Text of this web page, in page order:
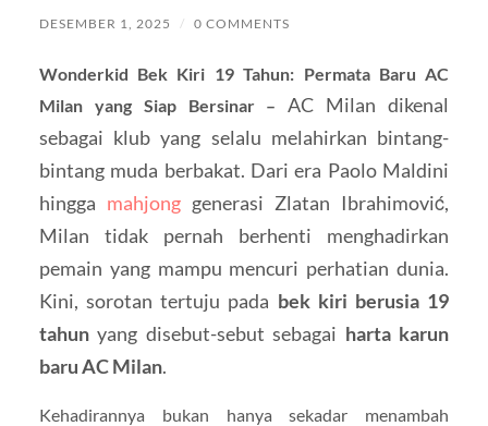
DESEMBER 1, 2025 / 0 COMMENTS
Wonderkid Bek Kiri 19 Tahun: Permata Baru AC
Milan yang Siap Bersinar –AC Milan dikenal
sebagai klub yang selalu melahirkan bintang-
bintang muda berbakat. Dari era Paolo Maldini
hingga mahjonggenerasi Zlatan Ibrahimović,
Milan tidak pernah berhenti menghadirkan
pemain yang mampu mencuri perhatian dunia.
Kini, sorotan tertuju pada bek kiri berusia 19
tahunyang disebut-sebut sebagai harta karun
baru AC Milan.
Kehadirannya bukan hanya sekadar menambah